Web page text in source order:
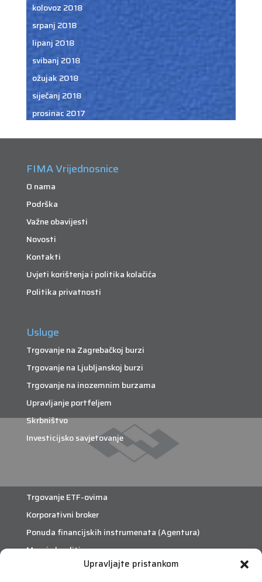
Upravljajte pristankom
kolovoz 2018
srpanj 2018
lipanj 2018
svibanj 2018
ožujak 2018
siječanj 2018
prosinac 2017
FIMA Vrijednosnice
O nama
Podrška
Važne obavijesti
Novosti
Kontakti
Uvjeti korištenja i politika kolačića
Politika privatnosti
Usluge
Trgovanje na Zagrebačkoj burzi
Trgovanje na Ljubljanskoj burzi
Trgovanje na inozemnim burzama
Upravljanje portfeljem
Skrbništvo
Investicijsko savjetovanje
Trgovanje ETF-ovima
Korporativni broker
Ponuda financijskih instrumenata (Agentura)
Margin krediti